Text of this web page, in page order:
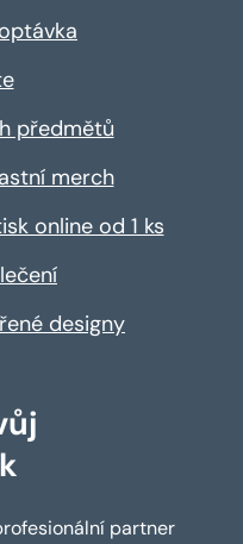
předmětů
merch
online od 1 ks
designy
partner